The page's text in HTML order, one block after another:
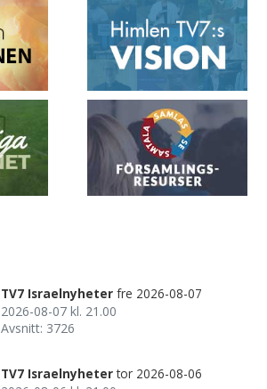
TV7 Israelnyheter fre 2026-08-07
2026-08-07 kl. 21.00
Avsnitt: 3726
TV7 Israelnyheter tor 2026-08-06